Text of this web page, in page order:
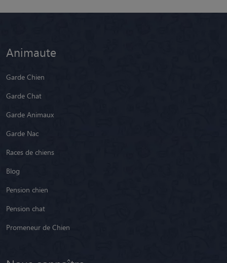
Animaute
Garde Chien
Garde Chat
Garde Animaux
Garde Nac
Races de chiens
Blog
Pension chien
Pension chat
Promeneur de Chien